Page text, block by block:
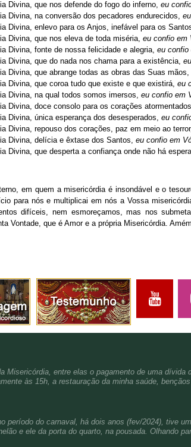
Divina, que nos defende do fogo do inferno, eu
Divina, na conversão dos pecadores endurecidos,
Divina, enlevo para os Anjos, inefável para os
Divina, que nos eleva de toda miséria, eu confio em
Divina, fonte de nossa felicidade e alegria, eu confio
Divina, que do nada nos chama para a existência,
Divina, que abrange todas as obras das Suas mãos,
Divina, que coroa tudo que existe e que existirá, eu
Divina, na qual todos somos imersos, eu confio em
Divina, doce consolo para os corações
Divina, única esperança dos desesperados, eu
Divina, repouso dos corações, paz em meio ao
Divina, delícia e êxtase dos Santos, eu confio em
Divina, que desperta a confiança onde não há
em quem a misericórdia é insondável e o
para nós e multiplicai em nós a Vossa
difíceis, nem esmoreçamos, mas nos
Vontade, que é Amor e a própria Misericórdia.
Misericórdia, entre elas o pagamento de uma dívida
às 15h, a restauração da minha saúde,
período do carnaval, há dois anos (fev/2024), tive
e ele da porta do quarto, na pousada. Olhando